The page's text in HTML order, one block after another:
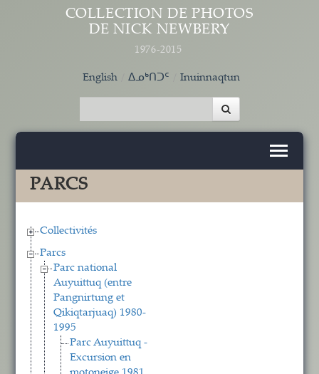
Aller au contenu principal
COLLECTION DE PHOTOS
DE NICK NEWBERY
1976-2015
English ᐃᓄᒃᑎᑐᑦ Inuinnaqtun
PARCS
Collectivités
Parcs
Parc national
Auyuittuq (entre
Pangnirtung et
Qikiqtarjuaq) 1980-
1995
Parc Auyuittuq -
Excursion en